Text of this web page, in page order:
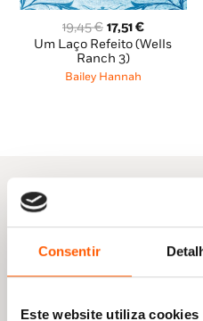
Consentir
Este website utiliza cookies
19,45€ O
preço
original
era:
17,51€O
preço
Um Laço Refeito (Wells
Ranch 3)
Bailey Hannah
Outras